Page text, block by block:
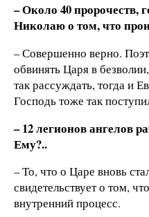
– Около 40 пророчеств,
Николаю о том, что
– Совершенно верно.
обвинять Царя в
так рассуждать, тогда и
Господь тоже так
– 12 легионов ангелов
Ему?..
– То, что о Царе вновь
свидетельствует о том,
внутренний процесс.